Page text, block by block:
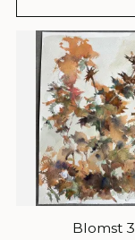
Blomst 3